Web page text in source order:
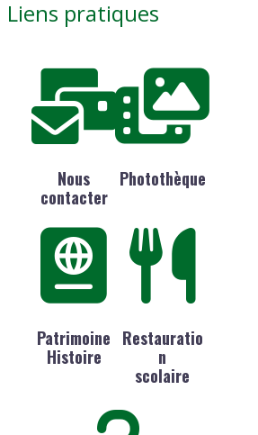
Liens pratiques
Nous
contacter
Photothèque
Patrimoine
Histoire
Restauratio
n
scolaire